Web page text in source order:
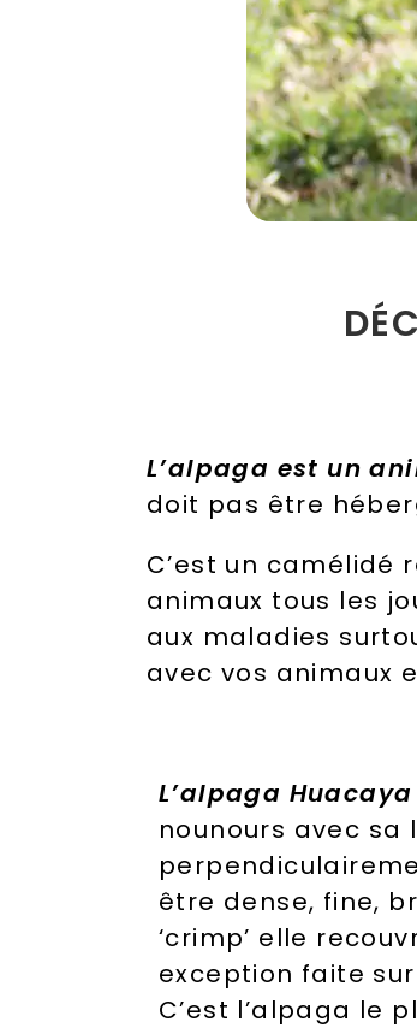
L’alpaga est un
doit pas être
C’est un camélidé
animaux tous les
aux maladies
avec vos animaux
L’alpaga Huacaya
nounours avec sa
être dense, fine,
‘crimp’ elle
exception faite
C’est l’alpaga le